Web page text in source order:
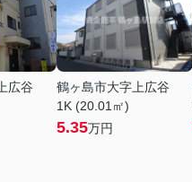
広谷
鶴ヶ島市大字上広谷
1K (20.01㎡)
5.35万円